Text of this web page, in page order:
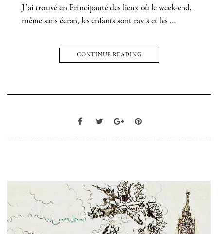
J’ai trouvé en Principauté des lieux où le week-end,
même sans écran, les enfants sont ravis et les …
CONTINUE READING